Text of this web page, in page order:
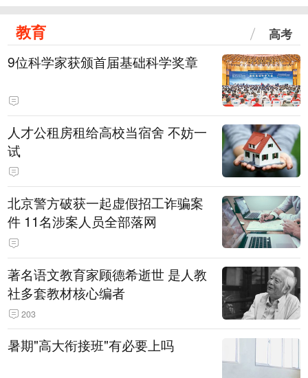
教育 高考
9位科学家获颁首届基础科学奖章
人才公租房租给高校当宿舍 不妨一
试
北京警方破获一起虚假招工诈骗案
件 11名涉案人员全部落网
著名语文教育家顾德希逝世 是人教
社多套教材核心编者
203
暑期"高大衔接班"有必要上吗